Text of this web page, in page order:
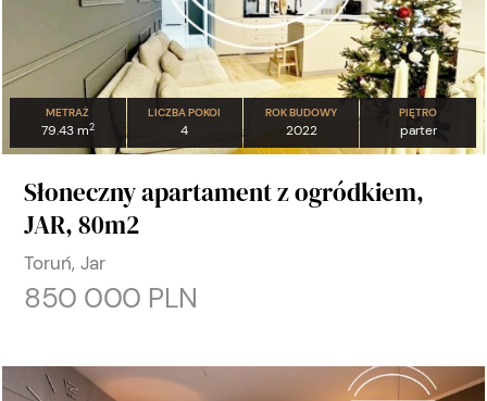
METRAŻ
79.43 m2
LICZBA POKOI
4
ROK BUDOWY
2022
PIĘTRO
parter
Słoneczny apartament z ogródkiem,
JAR, 80m2
Toruń, Jar
850 000 PLN